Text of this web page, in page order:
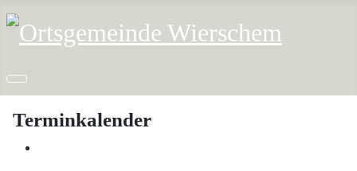
Terminkalender